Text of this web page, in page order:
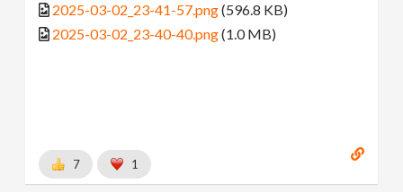
2025-03-02_23-41-57.png(596.8 KB)
2025-03-02_23-40-40.png(1.0 MB)
7 1